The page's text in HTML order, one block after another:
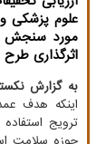
علوم پزشکی
مورد سنجش و
اثرگذاری
به گزارش
اینکه هدف
ترویج